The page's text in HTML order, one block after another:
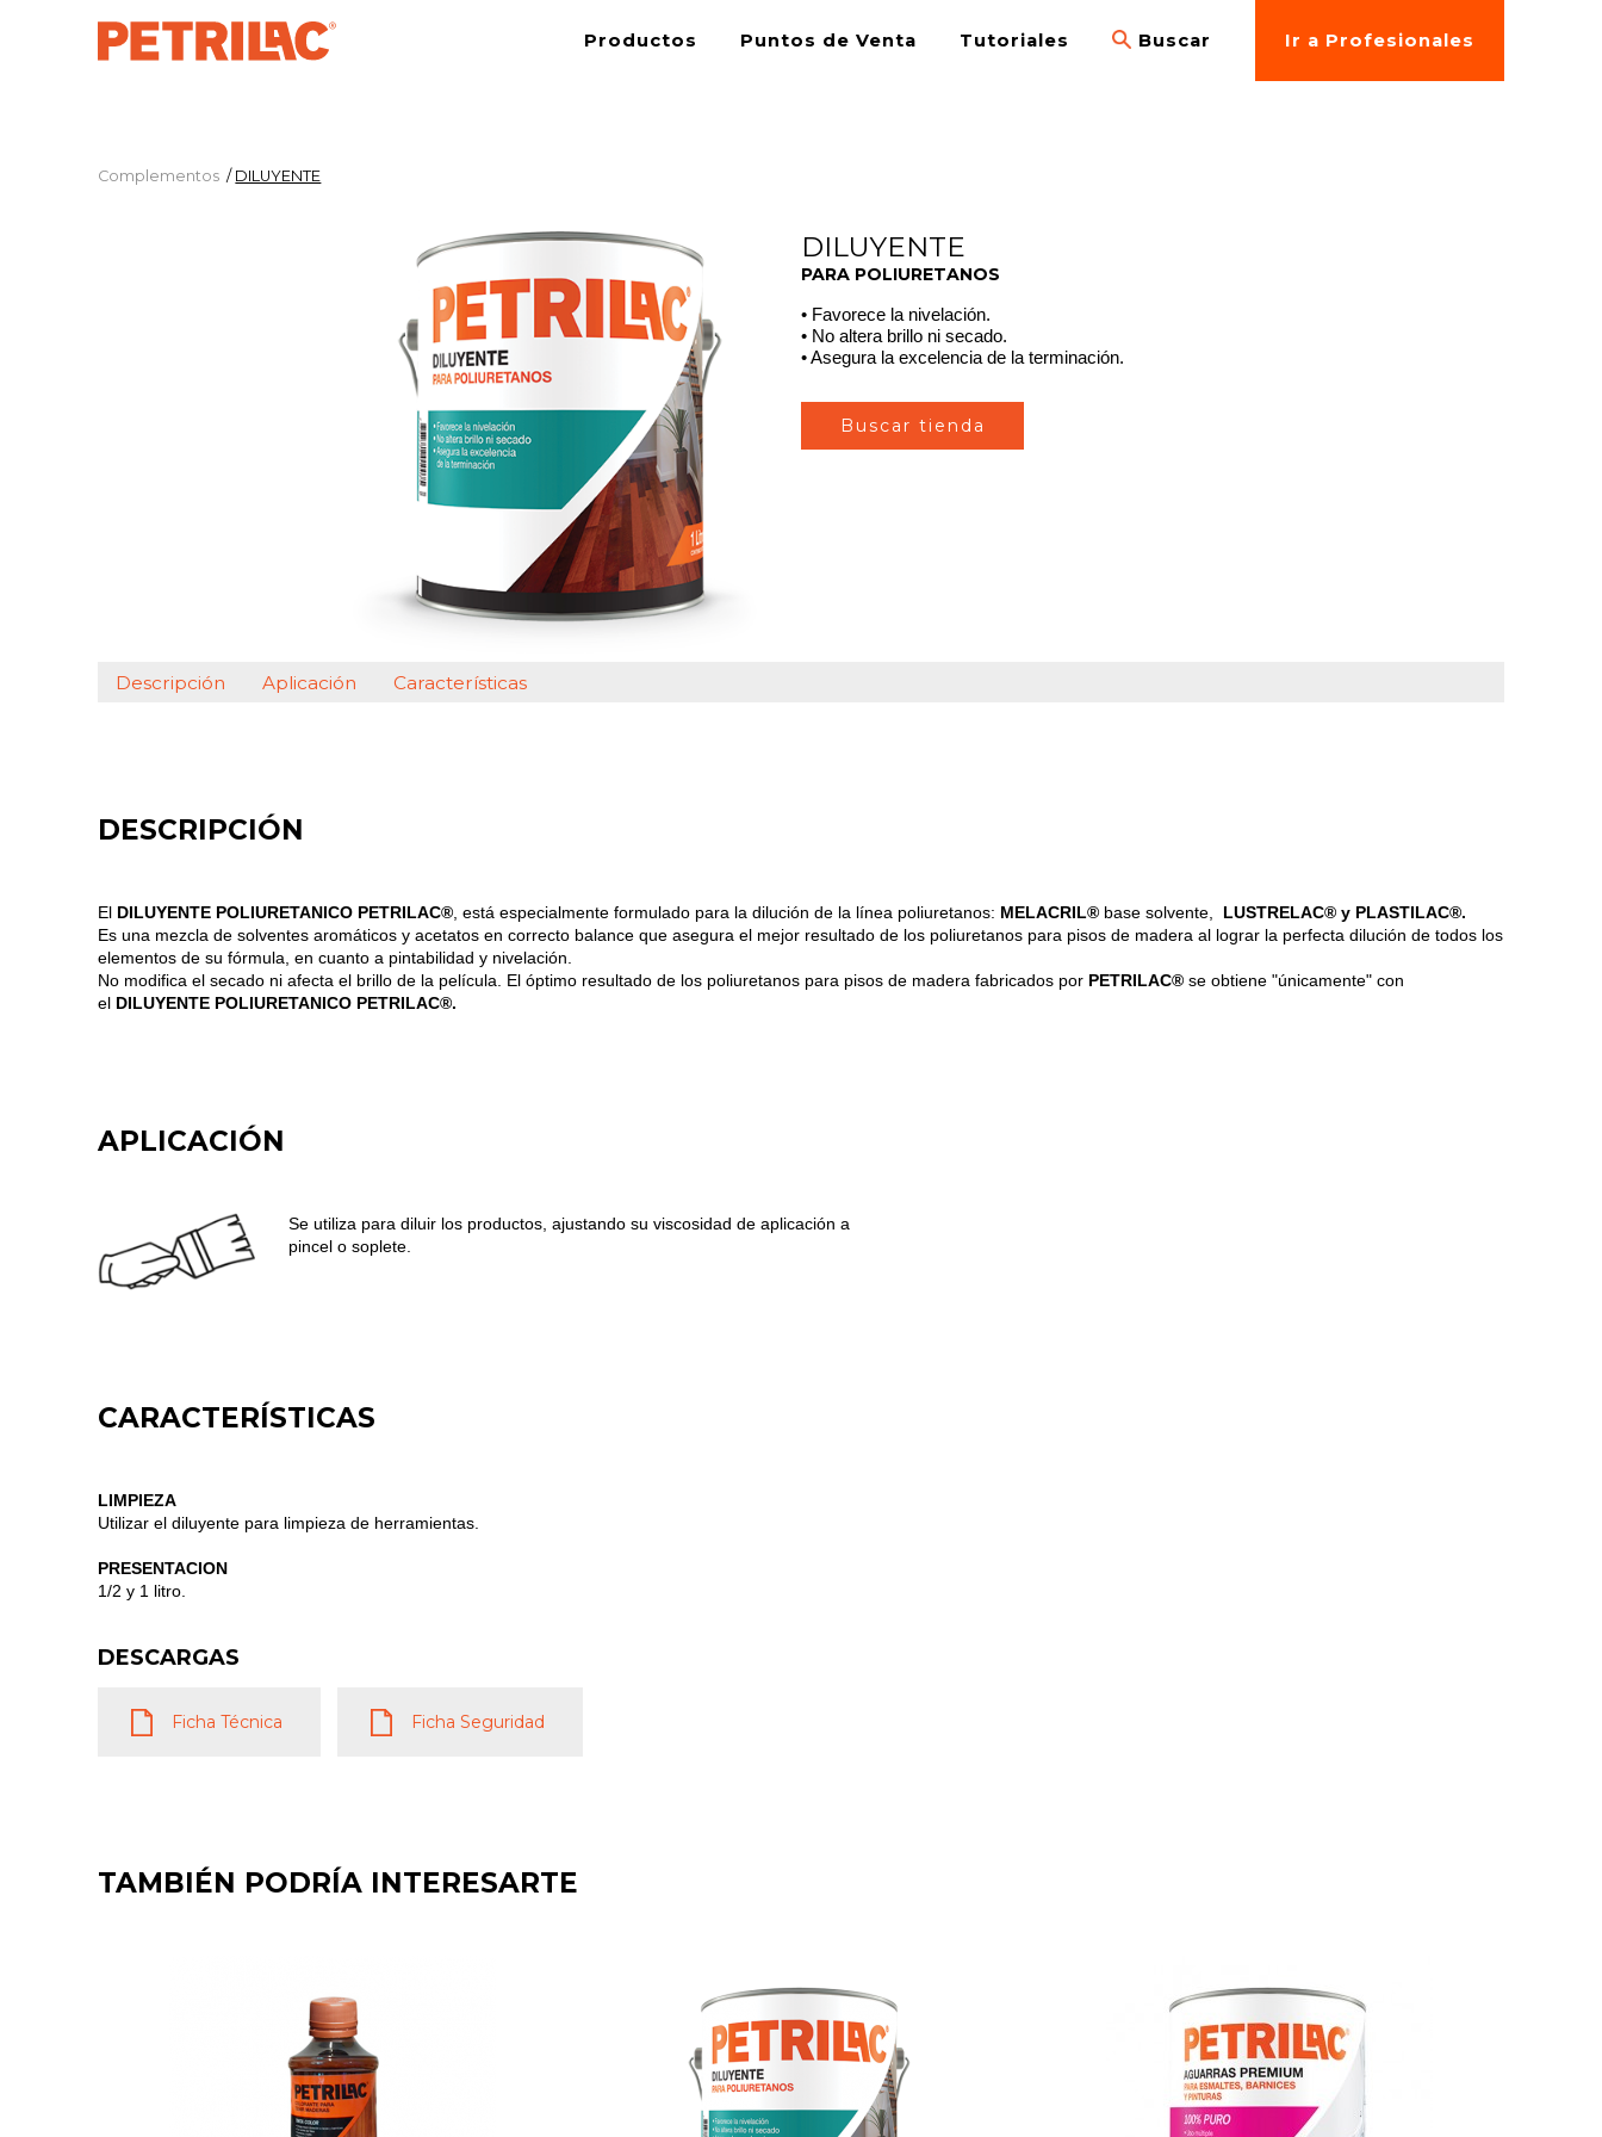
Productos Puntos de Venta Tutoriales Buscar Ir a Profesionales
Complementos / DILUYENTE
DILUYENTE
PARA POLIURETANOS
• Favorece la nivelación.
• No altera brillo ni secado.
• Asegura la excelencia de la terminación.
Buscar tienda
Descripción Aplicación Características
DESCRIPCIÓN
El DILUYENTE POLIURETANICO PETRILAC® , está especialmente formulado para la dilución de la línea poliuretanos: MELACRIL® base solvente, LUSTRELAC® y PLASTILAC®.
Es una mezcla de solventes aromáticos y acetatos en correcto balance que asegura el mejor resultado de los poliuretanos para pisos de madera al lograr la perfecta dilución de todos los
elementos de su fórmula, en cuanto a pintabilidad y nivelación.
No modifica el secado ni afecta el brillo de la película. El óptimo resultado de los poliuretanos para pisos de madera fabricados por PETRILAC® se obtiene "únicamente" con
el DILUYENTE POLIURETANICO PETRILAC®.
APLICACIÓN
Se utiliza para diluir los productos, ajustando su viscosidad de aplicación a
pincel o soplete.
CARACTERÍSTICAS
LIMPIEZA
Utilizar el diluyente para limpieza de herramientas.
PRESENTACION
1/2 y 1 litro.
DESCARGAS
Ficha Técnica Ficha Seguridad
TAMBIÉN PODRÍA INTERESARTE